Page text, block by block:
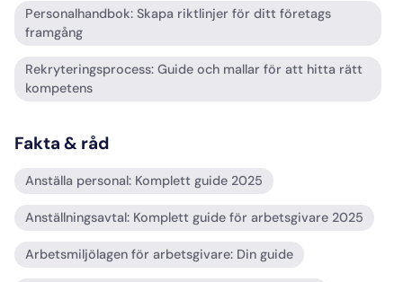
Personalhandbok: Skapa riktlinjer för ditt företags
framgång
Rekryteringsprocess: Guide och mallar för att hitta rätt
kompetens
Fakta & råd
Anställa personal: Komplett guide 2025
Anställningsavtal: Komplett guide för arbetsgivare 2025
Arbetsmiljölagen för arbetsgivare: Din guide